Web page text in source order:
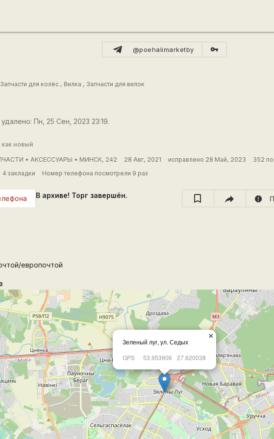
@poehalimarketby vpn_key
Запчасти для колёс, Вилка , Запчасти для вилок
Пн, 25 Сен, 2023 23:19.
новый
• АКСЕССУАРЫ • МИНСК, 242 28 Авг, 2021 исправлено 28 Май, 2023
352
4 закладки Номер телефона посмотрели 9 раз
В архиве! Торг завершён. report
европочтой
Зеленый луг, ул. Седых
GPS
53.953906 27.620038
×